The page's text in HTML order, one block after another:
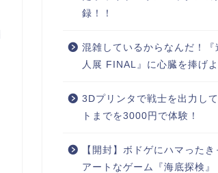
録！！
混雑しているからなんだ！『
人展 FINAL』に心臓を捧げよ
3Dプリンタで戦士を出力し
トまでを3000円で体験！
【開封】ボドゲにハマった
アートなゲーム『海底探検』